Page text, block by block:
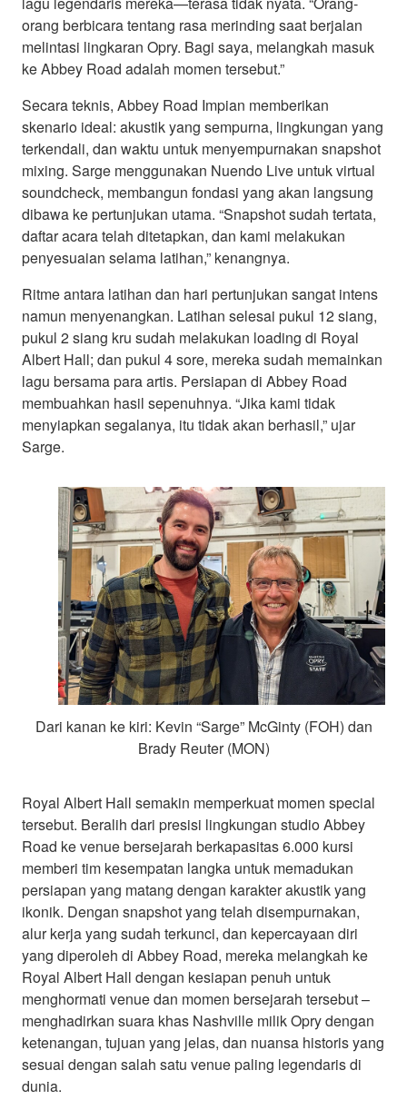
orang berbicara tentang rasa merinding saat berjalan
melintasi lingkaran Opry. Bagi saya, melangkah masuk
ke Abbey Road adalah momen tersebut.”
Secara teknis, Abbey Road Impian memberikan
skenario ideal: akustik yang sempurna, lingkungan yang
terkendali, dan waktu untuk menyempurnakan snapshot
mixing. Sarge menggunakan Nuendo Live untuk virtual
soundcheck, membangun fondasi yang akan langsung
dibawa ke pertunjukan utama. “Snapshot sudah tertata,
daftar acara telah ditetapkan, dan kami melakukan
penyesuaian selama latihan,” kenangnya.
Ritme antara latihan dan hari pertunjukan sangat intens
namun menyenangkan. Latihan selesai pukul 12 siang,
pukul 2 siang kru sudah melakukan loading di Royal
Albert Hall; dan pukul 4 sore, mereka sudah memainkan
lagu bersama para artis. Persiapan di Abbey Road
membuahkan hasil sepenuhnya. “Jika kami tidak
menyiapkan segalanya, itu tidak akan berhasil,” ujar
Sarge.
Dari kanan ke kiri: Kevin “Sarge” McGinty (FOH) dan
Brady Reuter (MON)
Royal Albert Hall semakin memperkuat momen special
tersebut. Beralih dari presisi lingkungan studio Abbey
Road ke venue bersejarah berkapasitas 6.000 kursi
memberi tim kesempatan langka untuk memadukan
persiapan yang matang dengan karakter akustik yang
ikonik. Dengan snapshot yang telah disempurnakan,
alur kerja yang sudah terkunci, dan kepercayaan diri
yang diperoleh di Abbey Road, mereka melangkah ke
Royal Albert Hall dengan kesiapan penuh untuk
menghormati venue dan momen bersejarah tersebut –
menghadirkan suara khas Nashville milik Opry dengan
ketenangan, tujuan yang jelas, dan nuansa historis yang
sesuai dengan salah satu venue paling legendaris di
dunia.